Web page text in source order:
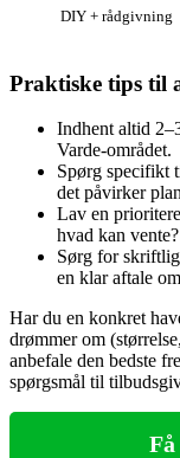
DIY + rådgivning
Praktiske tips
Indhent altid
Varde‑området.
Spørg
det påvirker
Lav en
hvad kan vente?
Sørg for
en klar aftale
Har du en konkret
drømmer om
anbefale den bedste
spørgsmål til